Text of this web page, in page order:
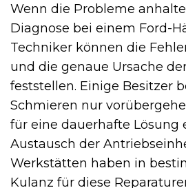
Wenn die Probleme
Diagnose bei einem Ford-
Techniker können die
und die genaue Ursache
feststellen. Einige Besitzer
Schmieren nur
für eine dauerhafte Lösung
Austausch der
Werkstätten haben in
Kulanz für diese